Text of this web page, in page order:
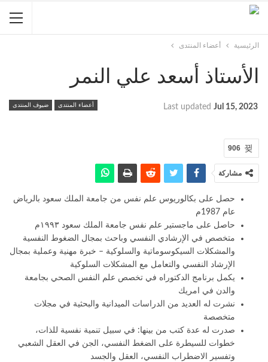
الرئيسية أعضاء المنتدى
الأستاذ أسعد علي النمر
أعضاء المنتدى ضيوف المنتدى Last updated Jul 15, 2023
906
مشاركة
حصل على بكالوريوس علم نفس من جامعة الملك سعود بالرياض
عام 1987م
حاصل على ماجستير علم نفس جامعة الملك سعود ١٩٩٣م
متخصص في الإرشادي النفسي وباحث بمجال الضغوط النفسية
والمشكلات السيكوسوماتية والسلوكية – خبرة مهنية وعملية بمجال
الإرشاد النفسي والتعامل مع المشكلات السلوكية
يكمل برنامج الدكتوراه في تخصص علم النفس الصحي بجامعة
والدن في امريك
نشرت له العديد من الدراسات الميدانية والبحثية في مجلات
متخصصة
صدرت له عدة كتب من بينها: في سبيل تنمية نفسية للذات،
خطوات للسيطرة على الضغط النفسي، الجن في العقل الشعبي
وتفسير الاضطراب النفسي، العقل والجسد